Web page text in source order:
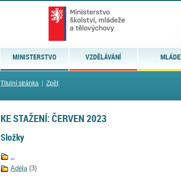
MINISTERSTVO VZDĚLÁVÁNÍ
Titulní stránka Zpět
KE STAŽENÍ: ČERVEN 2023
Složky
..
Adéla (3)